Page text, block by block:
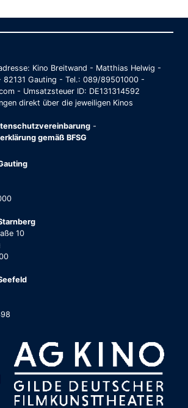
Kino Breitwand - Matthias Helwig -
82131 Gauting - Tel.: 089/89501000 -
- Umsatzsteuer ID: DE131314592
direkt über die jeweiligen Kinos
-
gemäß BFSG
10